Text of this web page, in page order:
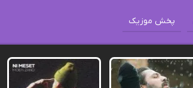
پخش موزیک